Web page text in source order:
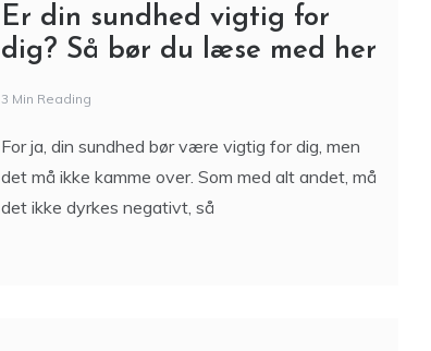
Er din sundhed vigtig for
dig? Så bør du læse med her
3 Min Reading
For ja, din sundhed bør være vigtig for dig, men
det må ikke kamme over. Som med alt andet, må
det ikke dyrkes negativt, så